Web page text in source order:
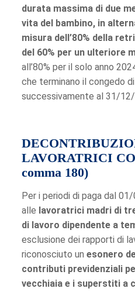
durata massima di due
vita del bambino, in
misura dell’80% della
del 60% per un ulteriore
all’80% per il solo anno
che terminano il congedo
successivamente al 31/
LAVORATRICI
comma 180)
Per i periodi di paga dal
alle lavoratrici madri di
di lavoro dipendente a
esclusione dei rapporti di
riconosciuto un esonero
contributi previdenziali
vecchiaia e i superstiti a